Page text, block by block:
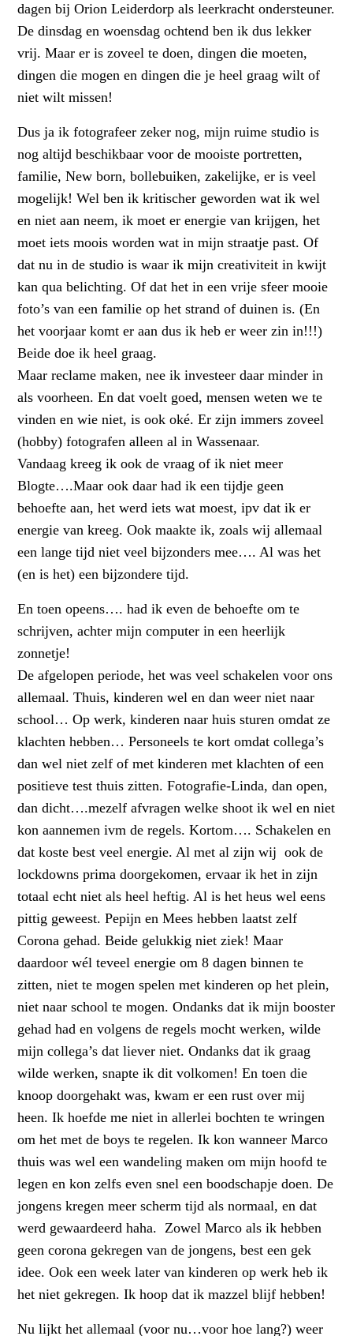
dagen bij Orion Leiderdorp als leerkracht ondersteuner.
De dinsdag en woensdag ochtend ben ik dus lekker
vrij. Maar er is zoveel te doen, dingen die moeten,
dingen die mogen en dingen die je heel graag wilt of
niet wilt missen!
Dus ja ik fotografeer zeker nog, mijn ruime studio is
nog altijd beschikbaar voor de mooiste portretten,
familie, New born, bollebuiken, zakelijke, er is veel
mogelijk! Wel ben ik kritischer geworden wat ik wel
en niet aan neem, ik moet er energie van krijgen, het
moet iets moois worden wat in mijn straatje past. Of
dat nu in de studio is waar ik mijn creativiteit in kwijt
kan qua belichting. Of dat het in een vrije sfeer mooie
foto’s van een familie op het strand of duinen is. (En
het voorjaar komt er aan dus ik heb er weer zin in!!!)
Beide doe ik heel graag.
Maar reclame maken, nee ik investeer daar minder in
als voorheen. En dat voelt goed, mensen weten we te
vinden en wie niet, is ook oké. Er zijn immers zoveel
(hobby) fotografen alleen al in Wassenaar.
Vandaag kreeg ik ook de vraag of ik niet meer
Blogte….Maar ook daar had ik een tijdje geen
behoefte aan, het werd iets wat moest, ipv dat ik er
energie van kreeg. Ook maakte ik, zoals wij allemaal
een lange tijd niet veel bijzonders mee…. Al was het
(en is het) een bijzondere tijd.
En toen opeens…. had ik even de behoefte om te
schrijven, achter mijn computer in een heerlijk
zonnetje!
De afgelopen periode, het was veel schakelen voor ons
allemaal. Thuis, kinderen wel en dan weer niet naar
school… Op werk, kinderen naar huis sturen omdat ze
klachten hebben… Personeels te kort omdat collega’s
dan wel niet zelf of met kinderen met klachten of een
positieve test thuis zitten. Fotografie-Linda, dan open,
dan dicht….mezelf afvragen welke shoot ik wel en niet
kon aannemen ivm de regels. Kortom…. Schakelen en
dat koste best veel energie. Al met al zijn wij ook de
lockdowns prima doorgekomen, ervaar ik het in zijn
totaal echt niet als heel heftig. Al is het heus wel eens
pittig geweest. Pepijn en Mees hebben laatst zelf
Corona gehad. Beide gelukkig niet ziek! Maar
daardoor wél teveel energie om 8 dagen binnen te
zitten, niet te mogen spelen met kinderen op het plein,
niet naar school te mogen. Ondanks dat ik mijn booster
gehad had en volgens de regels mocht werken, wilde
mijn collega’s dat liever niet. Ondanks dat ik graag
wilde werken, snapte ik dit volkomen! En toen die
knoop doorgehakt was, kwam er een rust over mij
heen. Ik hoefde me niet in allerlei bochten te wringen
om het met de boys te regelen. Ik kon wanneer Marco
thuis was wel een wandeling maken om mijn hoofd te
legen en kon zelfs even snel een boodschapje doen. De
jongens kregen meer scherm tijd als normaal, en dat
werd gewaardeerd haha. Zowel Marco als ik hebben
geen corona gekregen van de jongens, best een gek
idee. Ook een week later van kinderen op werk heb ik
het niet gekregen. Ik hoop dat ik mazzel blijf hebben!
Nu lijkt het allemaal (voor nu…voor hoe lang?) weer